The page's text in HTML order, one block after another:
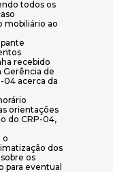
todos os
mobiliário ao
recebido
Gerência de
04 acerca da
orientações
do CRP-04,
o
dos
os
para eventual